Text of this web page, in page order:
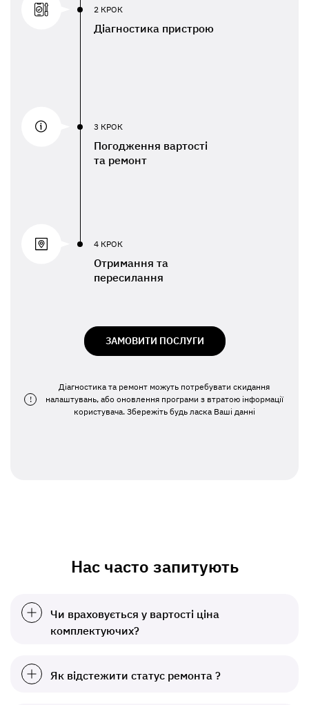
2 КРОК
Діагностика пристрою
3 КРОК
Погодження вартості
та ремонт
4 КРОК
Отримання та
пересилання
ЗАМОВИТИ ПОСЛУГИ
!
Діагностика та ремонт можуть потребувати скидання
налаштувань, або оновлення програми з втратою інформації
користувача. Збережіть будь ласка Ваші данні
Нас часто запитують
Чи враховується у вартості ціна
комплектуючих?
Як відстежити статус ремонта ?